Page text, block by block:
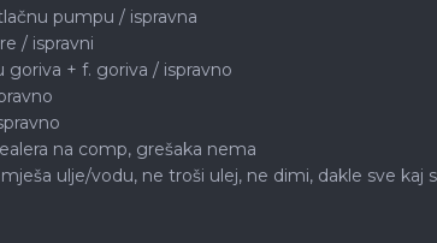
pumpu / ispravna
/ ispravni
+ f. goriva / ispravno
na comp, grešaka nema
ulje/vodu, ne troši ulej, ne dimi, dakle sve